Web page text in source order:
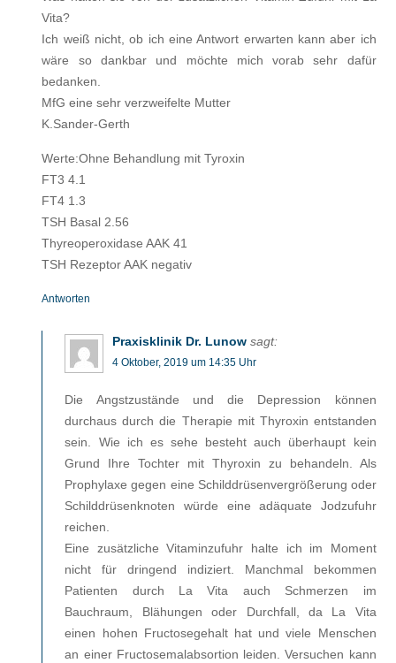
Vita?
Ich weiß nicht, ob ich eine Antwort erwarten kann aber ich
wäre so dankbar und möchte mich vorab sehr dafür
bedanken.
MfG eine sehr verzweifelte Mutter
K.Sander-Gerth
Werte:Ohne Behandlung mit Tyroxin
FT3 4.1
FT4 1.3
TSH Basal 2.56
Thyreoperoxidase AAK 41
TSH Rezeptor AAK negativ
Antworten
Praxisklinik Dr. Lunow sagt:
4 Oktober, 2019 um 14:35 Uhr
Die Angstzustände und die Depression können
durchaus durch die Therapie mit Thyroxin entstanden
sein. Wie ich es sehe besteht auch überhaupt kein
Grund Ihre Tochter mit Thyroxin zu behandeln. Als
Prophylaxe gegen eine Schilddrüsenvergrößerung oder
Schilddrüsenknoten würde eine adäquate Jodzufuhr
reichen.
Eine zusätzliche Vitaminzufuhr halte ich im Moment
nicht für dringend indiziert. Manchmal bekommen
Patienten durch La Vita auch Schmerzen im
Bauchraum, Blähungen oder Durchfall, da La Vita
einen hohen Fructosegehalt hat und viele Menschen
an einer Fructosemalabsortion leiden. Versuchen kann